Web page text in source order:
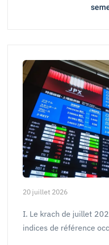
20 juillet 2026
I. Le krach de juillet
indices de référence